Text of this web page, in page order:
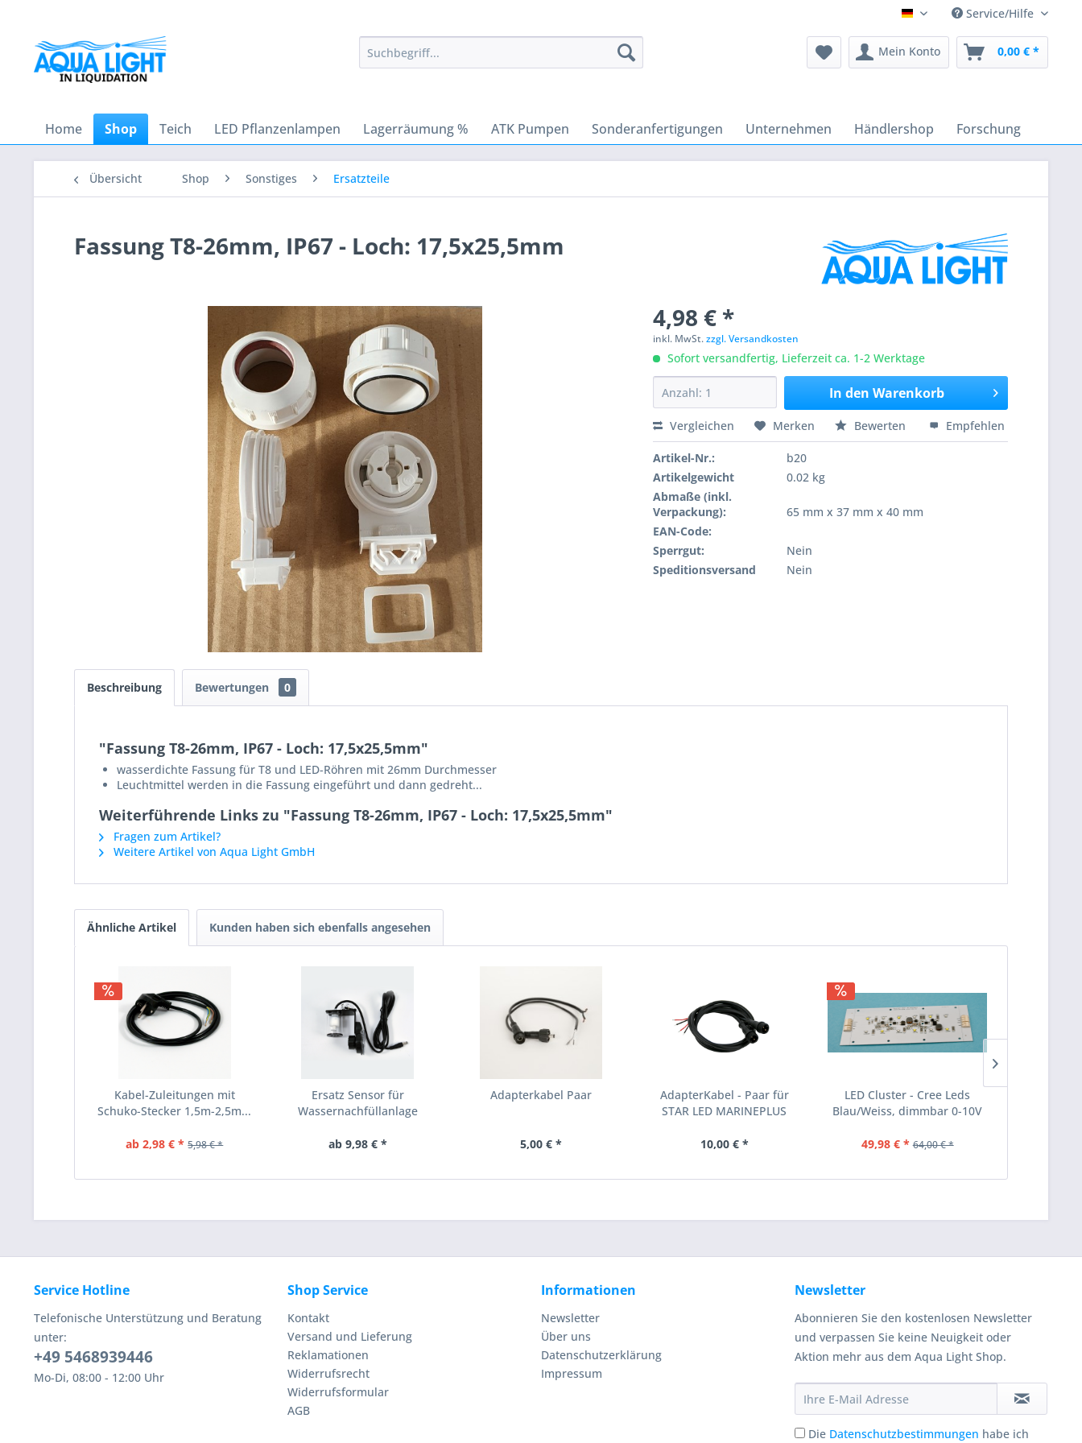
Deutsch Service/Hilfe
Mein Konto 0,00 € *
Home Shop Teich LED Pflanzenlampen Lagerräumung % ATK Pumpen Sonderanfertigungen Unternehmen Händlershop Forschung
Übersicht Shop Sonstiges Ersatzteile
Fassung T8-26mm, IP67 - Loch: 17,5x25,5mm
4,98 € *
inkl. MwSt.zzgl. Versandkosten
Sofort versandfertig, Lieferzeit ca. 1-2 Werktage
In den Warenkorb
Vergleichen Merken Bewerten Empfehlen
Artikel-Nr.:
b20
Artikelgewicht
0.02 kg
Abmaße (inkl.
Verpackung):
65 mm x 37 mm x 40 mm
EAN-Code:
Sperrgut:
Nein
Speditionsversand
Nein
Beschreibung Bewertungen 0
"Fassung T8-26mm, IP67 - Loch: 17,5x25,5mm"
wasserdichte Fassung für T8 und LED-Röhren mit 26mm Durchmesser
Leuchtmittel werden in die Fassung eingeführt und dann gedreht...
Weiterführende Links zu "Fassung T8-26mm, IP67 - Loch: 17,5x25,5mm"
Fragen zum Artikel?
Weitere Artikel von Aqua Light GmbH
Ähnliche Artikel Kunden haben sich ebenfalls angesehen
Kabel-Zuleitungen mit
Schuko-Stecker 1,5m-2,5m...
ab 2,98 € * 5,98 € *
Ersatz Sensor für
Wassernachfüllanlage
ab 9,98 € *
Adapterkabel Paar
5,00 € *
AdapterKabel - Paar für
STAR LED MARINEPLUS
10,00 € *
LED Cluster - Cree Leds
Blau/Weiss, dimmbar 0-10V
49,98 € * 64,00 € *
Service Hotline
Telefonische Unterstützung und Beratung
unter:
+49 5468939446
Mo-Di, 08:00 - 12:00 Uhr
Shop Service
Kontakt
Versand und Lieferung
Reklamationen
Widerrufsrecht
Widerrufsformular
AGB
Informationen
Newsletter
Über uns
Datenschutzerklärung
Impressum
Newsletter
Abonnieren Sie den kostenlosen Newsletter
und verpassen Sie keine Neuigkeit oder
Aktion mehr aus dem Aqua Light Shop.
Die Datenschutzbestimmungen habe ich